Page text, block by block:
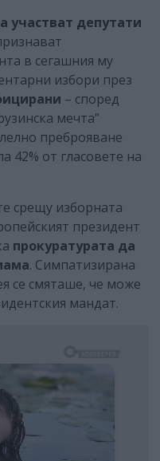
участват депутати
в сегашния му
избори през
– според
мечта”
преброяване
42% от гласовете на
срещу изборната
президент
прокуратурата да
. Симпатизирана
се смяташе, че може
мандат.